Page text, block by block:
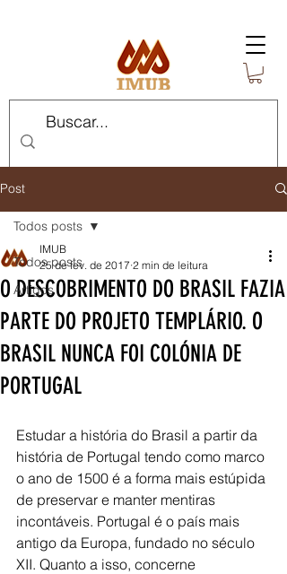
Post
Todos posts
Artigos
Todos posts
O DESCOBRIMENTO DO BRASIL FAZIA
PARTE DO PROJETO TEMPLÁRIO. O
BRASIL NUNCA FOI COLÓNIA DE
PORTUGAL
IMUB
25 de fev. de 2017 2 min de leitura
Estudar a história do Brasil a partir da
história de Portugal tendo como marco
o ano de 1500 é a forma mais estúpida
de preservar e manter mentiras
incontáveis. Portugal é o país mais
antigo da Europa, fundado no século
XII. Quanto a isso, concerne